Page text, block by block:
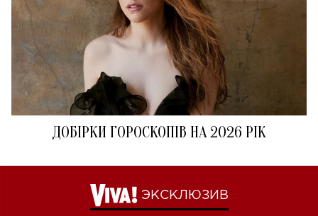
ДОБІРКИ ГОРОСКОПІВ НА 2026 РІК
ЭКСКЛЮЗИВ